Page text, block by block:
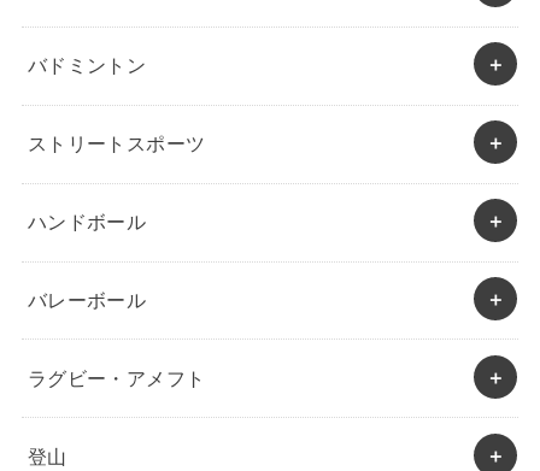
バドミントン
ストリートスポーツ
ハンドボール
バレーボール
ラグビー・アメフト
登山